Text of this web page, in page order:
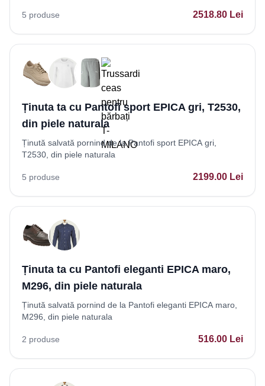
5 produse 2518.80 Lei
Ținuta ta cu Pantofi sport EPICA gri, T2530,
din piele naturala
Ținută salvată pornind de la Pantofi sport EPICA gri,
T2530, din piele naturala
5 produse 2199.00 Lei
Ținuta ta cu Pantofi eleganti EPICA maro,
M296, din piele naturala
Ținută salvată pornind de la Pantofi eleganti EPICA maro,
M296, din piele naturala
2 produse 516.00 Lei